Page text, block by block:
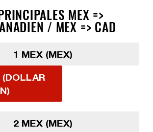
MEX =>
/ MEX => CAD
1 MEX (MEX)
2 MEX (MEX)